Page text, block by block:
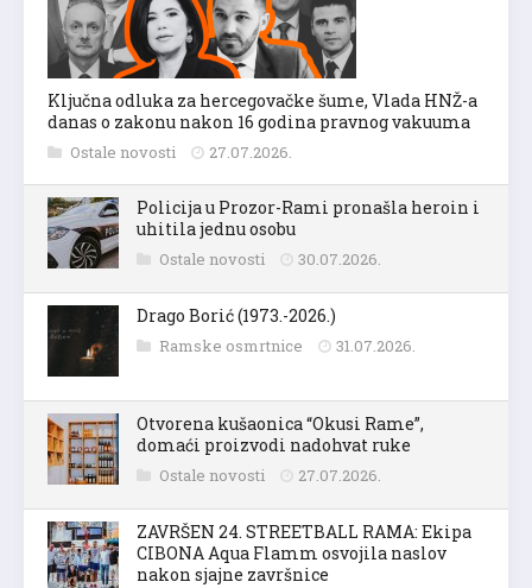
Ključna odluka za hercegovačke šume, Vlada HNŽ-a
danas o zakonu nakon 16 godina pravnog vakuuma
Ostale novosti 27.07.2026.
Policija u Prozor-Rami pronašla heroin i
uhitila jednu osobu
Ostale novosti 30.07.2026.
Drago Borić (1973.-2026.)
Ramske osmrtnice 31.07.2026.
Otvorena kušaonica “Okusi Rame”,
domaći proizvodi nadohvat ruke
Ostale novosti 27.07.2026.
ZAVRŠEN 24. STREETBALL RAMA: Ekipa
CIBONA Aqua Flamm osvojila naslov
nakon sjajne završnice